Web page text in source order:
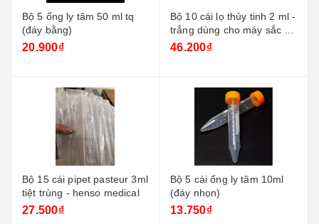
Bộ 5 ống ly tâm 50 ml tq
(đáy bằng)
20.900₫
Bộ 10 cái lọ thủy tinh 2 ml -
trắng dùng cho máy sắc ký
+ nắp xanh
46.200₫
Bộ 15 cái pipet pasteur 3ml
tiệt trùng - henso medical
27.500₫
Bộ 5 cái ống ly tâm 10ml
(đáy nhọn)
13.750₫